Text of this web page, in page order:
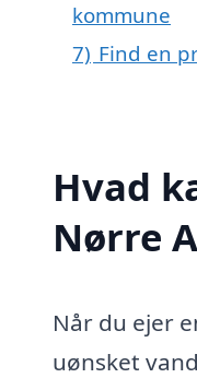
kommune
7) Find en
Hvad
Nørre
Når du ejer
uønsket